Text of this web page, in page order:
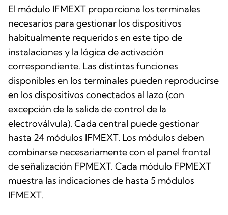
El módulo IFMEXT proporciona los terminales
necesarios para gestionar los dispositivos
habitualmente requeridos en este tipo de
instalaciones y la lógica de activación
correspondiente. Las distintas funciones
disponibles en los terminales pueden reproducirse
en los dispositivos conectados al lazo (con
excepción de la salida de control de la
electroválvula). Cada central puede gestionar
hasta 24 módulos IFMEXT. Los módulos deben
combinarse necesariamente con el panel frontal
de señalización FPMEXT. Cada módulo FPMEXT
muestra las indicaciones de hasta 5 módulos
IFMEXT.